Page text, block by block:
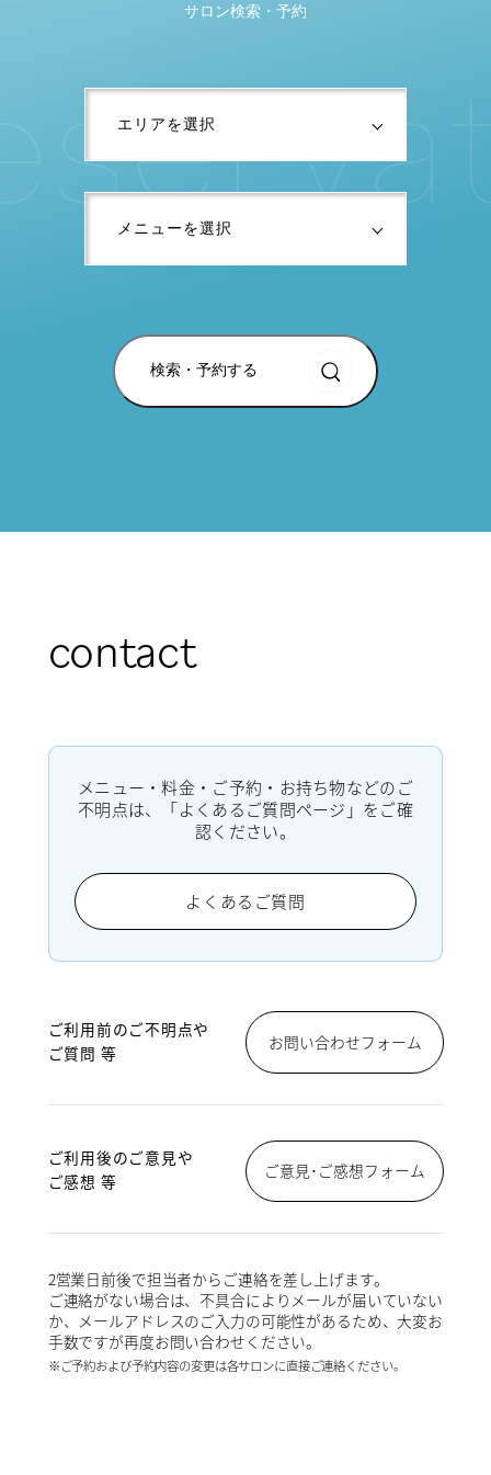
サロン検索・予約
検索・予約する
serva
contact
メニュー・料金・ご予約・お持ち物などのご
不明点は、「よくあるご質問ページ」をご確
認ください。
よくあるご質問
ご利用前のご不明点や
ご質問 等
お問い合わせフォーム
ご利用後のご意見や
ご感想 等
ご意見･ご感想フォーム
2営業日前後で担当者からご連絡を差し上げます。
ご連絡がない場合は、不具合によりメールが届いていない
か、メールアドレスのご入力の可能性があるため、大変お
手数ですが再度お問い合わせください。
※ご予約および予約内容の変更は各サロンに直接ご連絡ください。